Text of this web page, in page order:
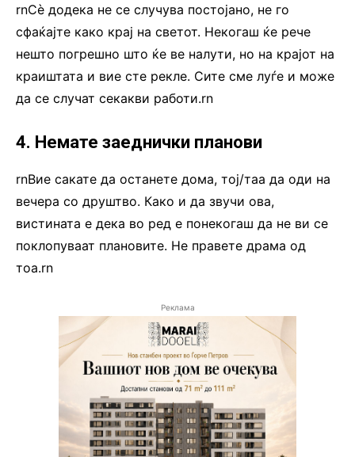
rnСè додека не се случува постојано, не го
сфаќајте како крај на светот. Некогаш ќе рече
нешто погрешно што ќе ве налути, но на крајот на
краиштата и вие сте рекле. Сите сме луѓе и може
да се случат секакви работи.rn
4. Немате заеднички планови
rnВие сакате да останете дома, тој/таа да оди на
вечера со друштво. Како и да звучи ова,
вистината е дека во ред е понекогаш да не ви се
поклопуваат плановите. Не правете драма од
тоа.rn
Реклама